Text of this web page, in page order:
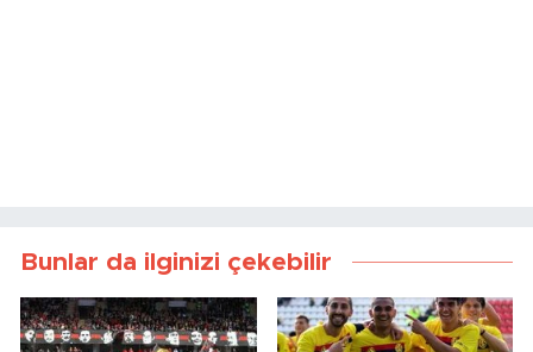
Bunlar da ilginizi çekebilir